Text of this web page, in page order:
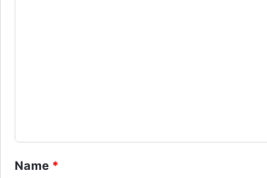
t
*
Name *